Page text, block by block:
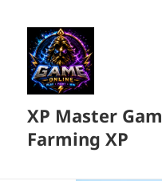
XP Master
Farming XP